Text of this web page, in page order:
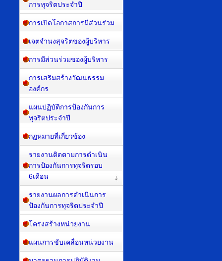
การทุจริตประจำปี
การเปิดโอกาสการมีส่วนร่วม
เจตจำนงสุจริตของผู้บริหาร
การมีส่วนร่วมของผู้บริหาร
การเสริมสร้างวัฒนธรรม
องค์กร
แผนปฏิบัติการป้องกันการ
ทุจริตประจำปี
กฏหมายที่เกี่ยวข้อง
รายงานติดตามการดำเนิน
การป้องกันการทุจริตรอบ
6เดือน
รายงานผลการดำเนินการ
ป้องกันการทุจริตประจำปี
โครงสร้างหน่วยงาน
แผนการขับเคลื่อนหน่วยงาน